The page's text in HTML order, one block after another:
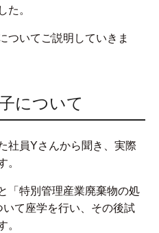
た。
ついてご説明していきま
について
社員Yさんから聞き、実際
。
「特別管理産業廃棄物の処
て座学を行い、その後試
。